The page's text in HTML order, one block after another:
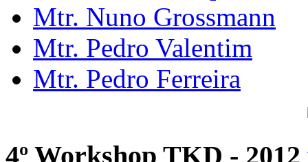
Mtr. Nuno Grossmann
Mtr. Pedro Valentim
Mtr. Pedro Ferreira
4º Workshop TKD - 2012